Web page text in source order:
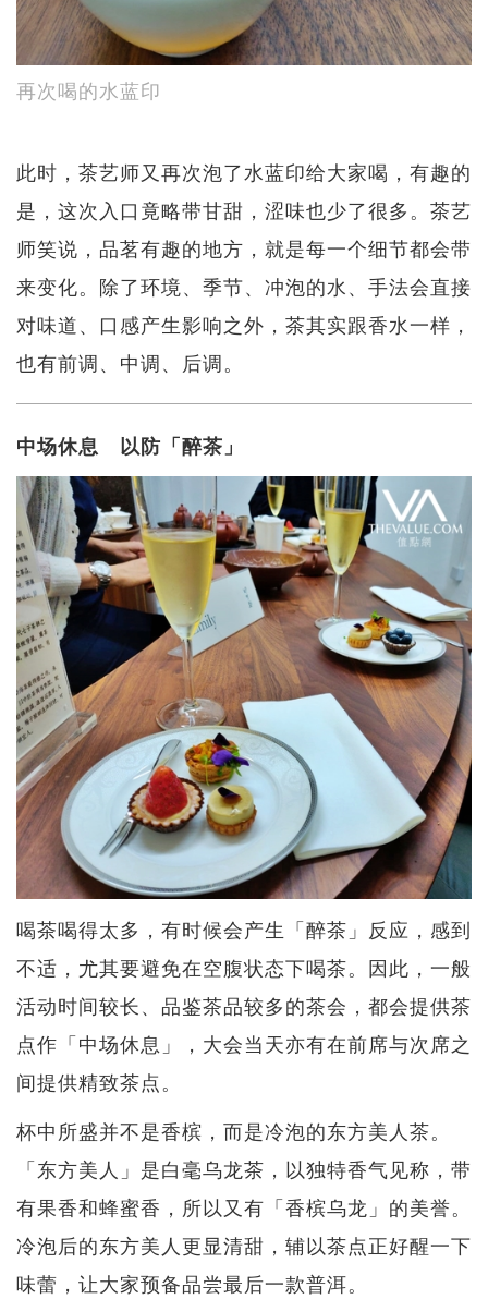
再次喝的水蓝印
此时，茶艺师又再次泡了水蓝印给大家喝，有趣的
是，这次入口竟略带甘甜，涩味也少了很多。茶艺
师笑说，品茗有趣的地方，就是每一个细节都会带
来变化。除了环境、季节、冲泡的水、手法会直接
对味道、口感产生影响之外，茶其实跟香水一样，
也有前调、中调、后调。
中场休息 以防「醉茶」
喝茶喝得太多，有时候会产生「醉茶」反应，感到
不适，尤其要避免在空腹状态下喝茶。因此，一般
活动时间较长、品鉴茶品较多的茶会，都会提供茶
点作「中场休息」，大会当天亦有在前席与次席之
间提供精致茶点。
杯中所盛并不是香槟，而是冷泡的东方美人茶。
「东方美人」是白毫乌龙茶，以独特香气见称，带
有果香和蜂蜜香，所以又有「香槟乌龙」的美誉。
冷泡后的东方美人更显清甜，辅以茶点正好醒一下
味蕾，让大家预备品尝最后一款普洱。